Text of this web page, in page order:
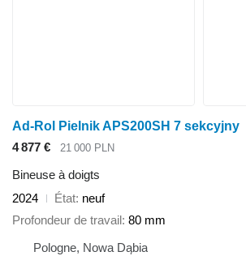
Ad-Rol Pielnik APS200SH 7 sekcyjny
4 877 €
21 000 PLN
Bineuse à doigts
2024
État neuf
Profondeur de travail 80 mm
Pologne, Nowa Dąbia